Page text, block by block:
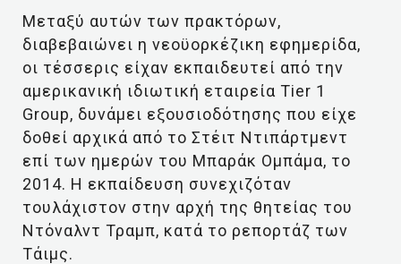
Μεταξύ αυτών των πρακτόρων,
διαβεβαιώνει η νεοϋορκέζικη εφημερίδα,
οι τέσσερις είχαν εκπαιδευτεί από την
αμερικανική ιδιωτική εταιρεία Tier 1
Group, δυνάμει εξουσιοδότησης που είχε
δοθεί αρχικά από το Στέιτ Ντιπάρτμεντ
επί των ημερών του Μπαράκ Ομπάμα, το
2014. Η εκπαίδευση συνεχιζόταν
τουλάχιστον στην αρχή της θητείας του
Ντόναλντ Τραμπ, κατά το ρεπορτάζ των
Τάιμς.